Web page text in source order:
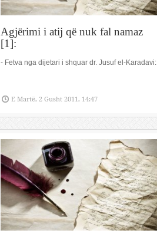
Agjërimi i atij që nuk fal namaz
[1]:
- Fetva nga dijetari i shquar dr. Jusuf el-Karadavi:
E Martë, 2 Gusht 2011, 14:47